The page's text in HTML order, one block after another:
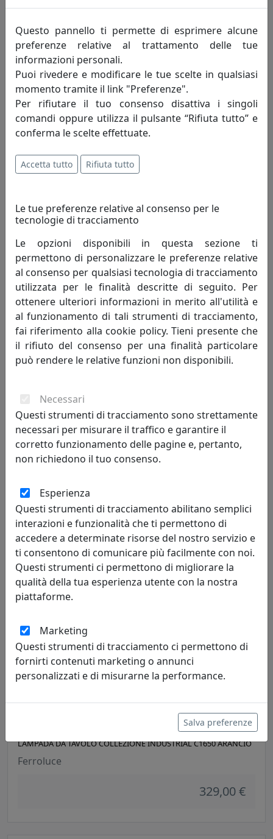
LAMPADA DA TAVOLO COLLEZIONE INDUSTRIAL C1650 TORTORA
Ferroluce
LAMPADA DA TAVOLO COLLEZIONE INDUSTRIAL C1650 BIANCO
Ferroluce
329,00 €
LAMPADA DA TAVOLO COLLEZIONE INDUSTRIAL C1650 GIALLO
Ferroluce
329,00 €
LAMPADA DA TAVOLO COLLEZIONE INDUSTRIAL C1650 ARANCIO
Ferroluce
329,00 €
Questo pannello ti permette di esprimere alcune
preferenze relative al trattamento delle tue
informazioni personali.
Puoi rivedere e modificare le tue scelte in qualsiasi
momento tramite il link "Preferenze".
Per rifiutare il tuo consenso disattiva i singoli
comandi oppure utilizza il pulsante “Rifiuta tutto” e
conferma le scelte effettuate.
Accetta tutto Rifiuta tutto
Le tue preferenze relative al consenso per le
tecnologie di tracciamento
Le opzioni disponibili in questa sezione ti
permettono di personalizzare le preferenze relative
al consenso per qualsiasi tecnologia di tracciamento
utilizzata per le finalità descritte di seguito. Per
ottenere ulteriori informazioni in merito all'utilità e
al funzionamento di tali strumenti di tracciamento,
fai riferimento alla cookie policy. Tieni presente che
il rifiuto del consenso per una finalità particolare
può rendere le relative funzioni non disponibili.
Necessari
Questi strumenti di tracciamento sono strettamente
necessari per misurare il traffico e garantire il
corretto funzionamento delle pagine e, pertanto,
non richiedono il tuo consenso.
Esperienza
Questi strumenti di tracciamento abilitano semplici
interazioni e funzionalità che ti permettono di
accedere a determinate risorse del nostro servizio e
ti consentono di comunicare più facilmente con noi.
Questi strumenti ci permettono di migliorare la
qualità della tua esperienza utente con la nostra
piattaforme.
Marketing
Questi strumenti di tracciamento ci permettono di
fornirti contenuti marketing o annunci
personalizzati e di misurarne la performance.
Salva preferenze